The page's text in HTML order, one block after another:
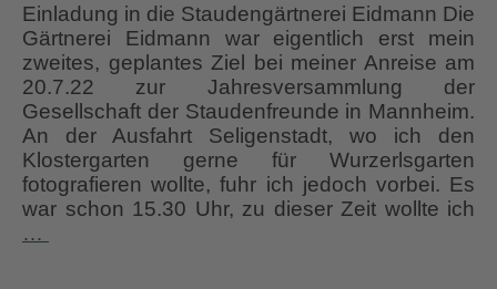
Einladung in die Staudengärtnerei Eidmann Die
Gärtnerei Eidmann war eigentlich erst mein
zweites, geplantes Ziel bei meiner Anreise am
20.7.22 zur Jahresversammlung der
Gesellschaft der Staudenfreunde in Mannheim.
An der Ausfahrt Seligenstadt, wo ich den
Klostergarten gerne für Wurzerlsgarten
fotografieren wollte, fuhr ich jedoch vorbei. Es
war schon 15.30 Uhr, zu dieser Zeit wollte ich
…